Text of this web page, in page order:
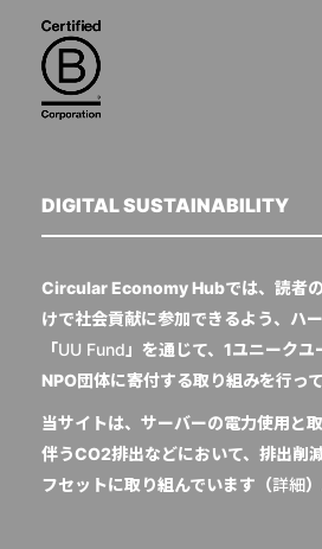
DIGITAL SUSTAINABILITY
Circular Economy Hubでは、読者
けで社会貢献に参加できるよう、ハ
「UU Fund 」を通じて、1ユニーク
NPO団体に寄付する取り組みを行って
当サイトは、サーバーの電力使用と
伴うCO2排出などにおいて、排出削
フセットに取り組んでいます（詳細）